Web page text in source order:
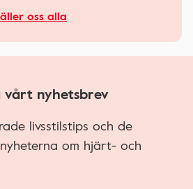
oss alla
vårt nyhetsbrev
livsstilstips och de
om hjärt- och